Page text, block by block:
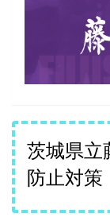
茨城県立
防止対策